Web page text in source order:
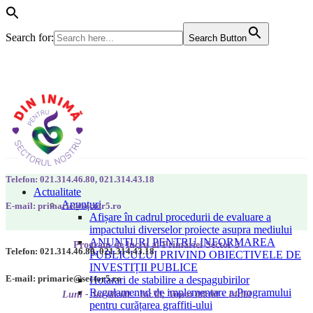
Search for: Search Button
Actualitate
Anunțuri
Afișare în cadrul procedurii de evaluare a
impactului diverselor proiecte asupra mediului
ANUNȚURI PENTRU INFORMAREA
PUBLICULUI PRIVIND OBIECTIVELE DE
INVESTIȚII PUBLICE
Hotarari de stabilire a despagubirilor
Regulamentul de implementare a Programului
pentru curățarea graffiti-ului
Telefon: 021.314.46.80, 021.314.43.18
E-mail: primarie@sector5.ro
Program de lucru al Primăriei Sector 5
Luni - Joi 08:00 - 16:30; Vineri 08:00 - 14:00
Telefon: 021.314.46.80, 021.314.43.18
E-mail: primarie@sector5.ro